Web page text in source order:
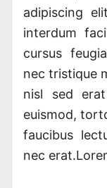
adipiscing
interdum
cursus
nec tristique
nisl sed
euismod,
faucibus
nec